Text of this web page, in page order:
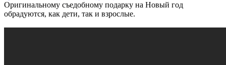
Оригинальному съедобному подарку на Новый год
обрадуются, как дети, так и взрослые.